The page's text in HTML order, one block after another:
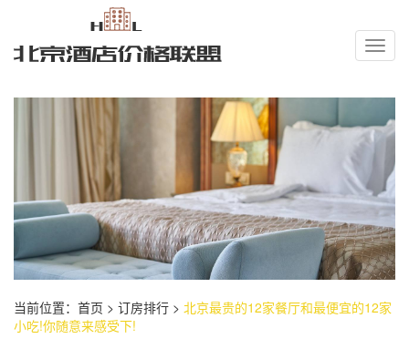
当前位置： 首页 > 订房排行 > 北京最贵的12家餐厅和最便宜的12家
小吃!你随意来感受下!